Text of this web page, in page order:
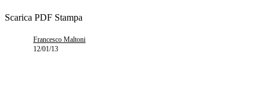
Scarica PDF Stampa
Francesco Maltoni
12/01/13